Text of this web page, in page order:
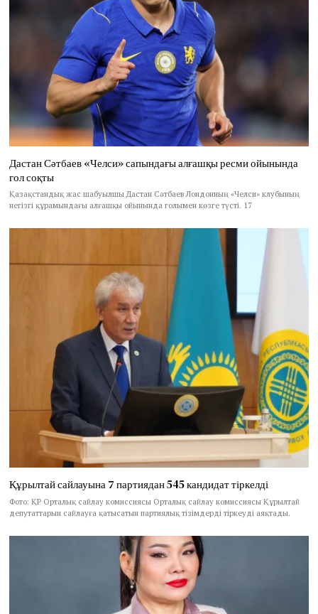
Дастан Сәтбаев «Челси» сапындағы алғашқы ресми ойынында
гол соқты
Қазақстандық жас шабуылшы Дастан Сәтбаев Лондонның «Челси» клубының
негізгі құрамындағы алғашқы ойынында голымен көзге түсті. 17
Құрылтай сайлауына 7 партиядан 545 кандидат тіркелді
Фото: ҚР Орталық сайлау комиссиясы Орталық сайлау комиссиясы Құрылтай
депутаттарын сайлауға қатысатын партиялық тізімдерді тіркеуді аяқтады.